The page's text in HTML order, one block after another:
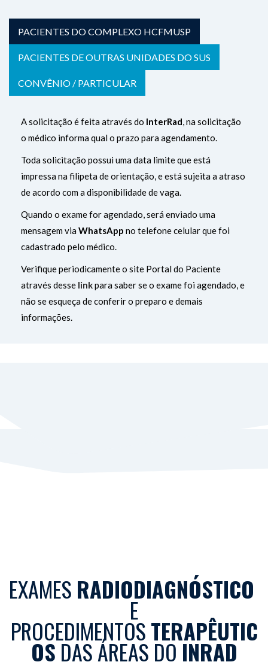
PACIENTES DO COMPLEXO HCFMUSP​
PACIENTES DE OUTRAS UNIDADES DO SUS
CONVÊNIO / PARTICULAR
A solicitação é feita através do InterRad, na solicitação
o médico informa qual o prazo para agendamento.
Toda solicitação possui uma data limite que está
impressa na filipeta de orientação, e está sujeita a atraso
de acordo com a disponibilidade de vaga.
Quando o exame for agendado, será enviado uma
mensagem viaWhatsApp no telefone celular que foi
cadastrado pelo médico.
Verifique periodicamente o site Portal do Paciente
através desse linkpara saber se o exame foi agendado, e
não se esqueça de conferir o preparo e demais
informações.
EXAMES RADIODIAGNÓSTICO
E
PROCEDIMENTOSTERAPÊUTIC
OSDAS ÁREAS DOINRAD